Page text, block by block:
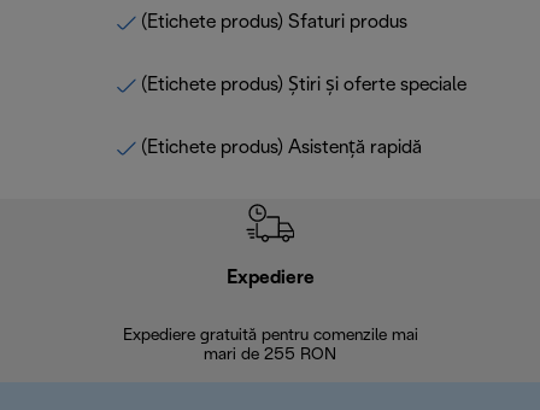
(Etichete produs) Sfaturi produs
(Etichete produs) Știri și oferte speciale
(Etichete produs) Asistență rapidă
Expediere
Expediere gratuită pentru comenzile mai
mari de 255 RON